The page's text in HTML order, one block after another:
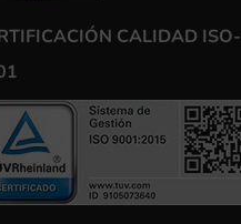
CALIDAD ISO-